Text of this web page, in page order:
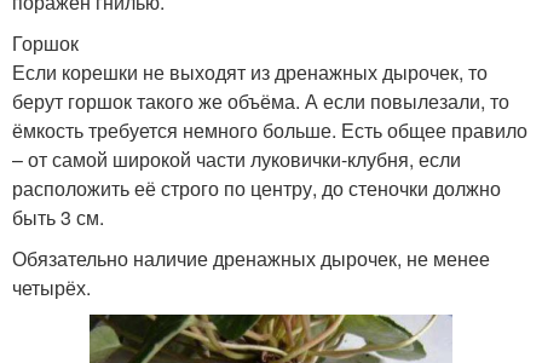
Горшок
Если корешки не выходят из дренажных дырочек, то
берут горшок такого же объёма. А если повылезали, то
ёмкость требуется немного больше. Есть общее правило
– от самой широкой части луковички-клубня, если
расположить её строго по центру, до стеночки должно
быть 3 см.
Обязательно наличие дренажных дырочек, не менее
четырёх.